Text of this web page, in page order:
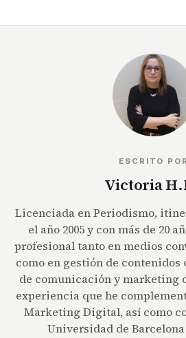
ESCRITO POR
Victoria
Licenciada en Periodismo,
el año 2005 y con más de 20
profesional tanto en medios
como en gestión de contenidos
de comunicación y marketing
experiencia que he
Marketing Digital, así como
Universidad de